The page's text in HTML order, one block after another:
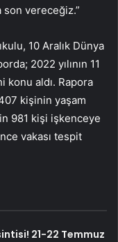
vereceğiz.”
10 Aralık Dünya
2022 yılının 11
konu aldı. Rapora
kişinin yaşam
981 kişi işkenceye
vakası tespit
21-22 Temmuz